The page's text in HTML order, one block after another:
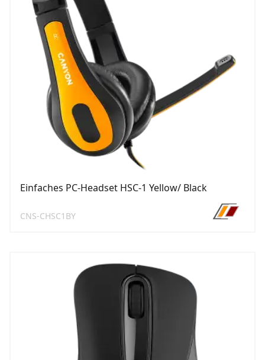
Einfaches PC-Headset HSC-1 Yellow/ Black
CNS-CHSC1BY